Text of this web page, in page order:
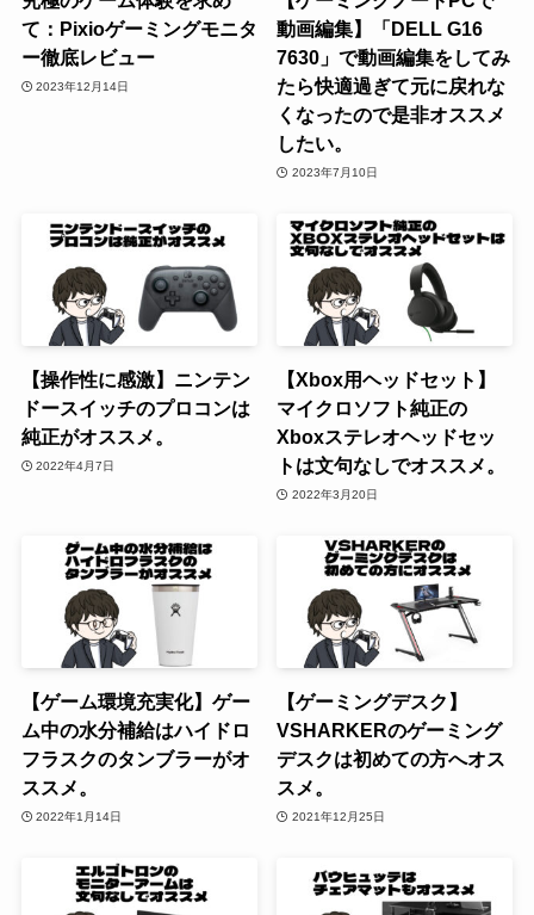
て：Pixioゲーミングモニタ
ー徹底レビュー
2023年12月14日
動画編集】「DELL G16
7630」で動画編集をしてみ
たら快適過ぎて元に戻れな
くなったので是非オススメ
したい。
2023年7月10日
【操作性に感激】ニンテン
ドースイッチのプロコンは
純正がオススメ。
2022年4月7日
【Xbox用ヘッドセット】
マイクロソフト純正の
Xboxステレオヘッドセッ
トは文句なしでオススメ。
2022年3月20日
【ゲーム環境充実化】ゲー
ム中の水分補給はハイドロ
フラスクのタンブラーがオ
ススメ。
2022年1月14日
【ゲーミングデスク】
VSHARKERのゲーミング
デスクは初めての方へオス
スメ。
2021年12月25日